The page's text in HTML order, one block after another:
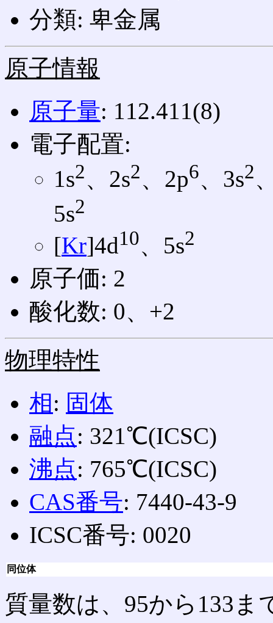
分類: 卑金属
原子情報
原子量: 112.411(8)
電子配置:
1s2、2s2、2p6、3s2
5s2
[Kr]4d10、5s2
原子価: 2
酸化数: 0、+2
物理特性
相: 固体
融点: 321℃(ICSC)
沸点: 765℃(ICSC)
CAS番号: 7440-43-9
ICSC番号: 0020
同位体
質量数は、95から133